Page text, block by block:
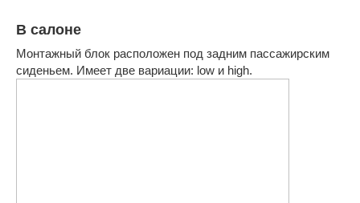
В салоне
Монтажный блок расположен под задним пассажирским
сиденьем. Имеет две вариации: low и high.